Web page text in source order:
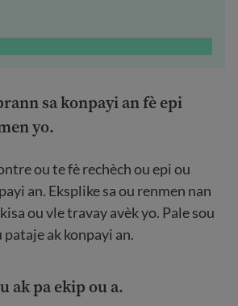
sa konpayi an fè epi
yo.
ou te fè rechèch ou epi ou
an. Eksplike sa ou renmen nan
ou vle travay avèk yo. Pale sou
ak konpayi an.
ak pa ekip ou a.